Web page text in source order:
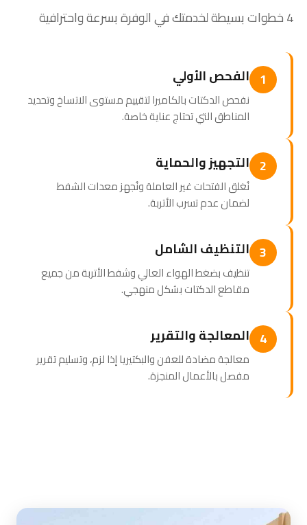
4 خطوات بسيطة لخدمتك في الوفرة بسرعة واحترافية
1 الفحص الأولي
نفحص الدكتات بالكاميرا لتقييم مستوى الاتساخ وتحديد
المناطق التي تحتاج عناية خاصة.
2 التجهيز والحماية
نُغلق الفتحات غير العاملة ونُجهز معدات الشفط
لضمان عدم تسرب الأتربة.
3 التنظيف الشامل
تنظيف بضغط الهواء العالي وشفط الأتربة من جميع
مقاطع الدكتات بشكل منهجي.
4 المعالجة والتقرير
معالجة مضادة للعفن والبكتيريا إذا لزم، وتسليم تقرير
مفصل بالأعمال المنجزة.